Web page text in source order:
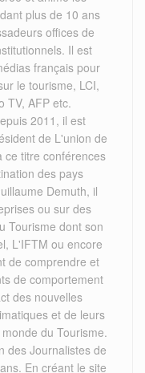
plus de 10 ans
offices de
Il est
français pour
le tourisme, LCI,
TV, AFP etc.
2011, il est
de L'union de
ce titre conférences
des pays
Demuth, il
ou sur des
Tourisme dont son
L'IFTM ou encore
de comprendre et
de comportement
des nouvelles
et de leurs
du Tourisme.
des Journalistes de
En créant le site